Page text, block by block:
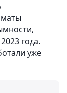
года.
уже